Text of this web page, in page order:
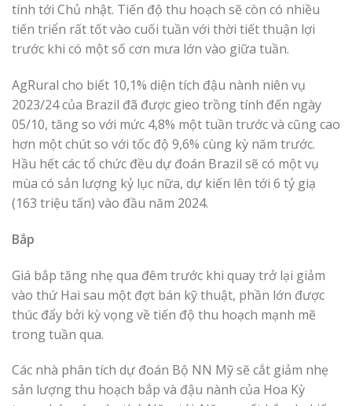
tính tới Chủ nhật. Tiến độ thu hoạch sẽ còn có nhiều
tiến triển rất tốt vào cuối tuần với thời tiết thuận lợi
trước khi có một số cơn mưa lớn vào giữa tuần.
AgRural cho biết 10,1% diện tích đậu nành niên vụ
2023/24 của Brazil đã được gieo trồng tính đến ngày
05/10, tăng so với mức 4,8% một tuần trước và cũng cao
hơn một chút so với tốc độ 9,6% cùng kỳ năm trước.
Hầu hết các tổ chức đều dự đoán Brazil sẽ có một vụ
mùa có sản lượng kỷ lục nữa, dự kiến lên tới 6 tỷ giạ
(163 triệu tấn) vào đầu năm 2024.
Bắp
Giá bắp tăng nhẹ qua đêm trước khi quay trở lại giảm
vào thứ Hai sau một đợt bán kỹ thuật, phần lớn được
thúc đẩy bởi kỳ vọng về tiến độ thu hoạch mạnh mẽ
trong tuần qua.
Các nhà phân tích dự đoán Bộ NN Mỹ sẽ cắt giảm nhẹ
sản lượng thu hoạch bắp và đậu nành của Hoa Kỳ